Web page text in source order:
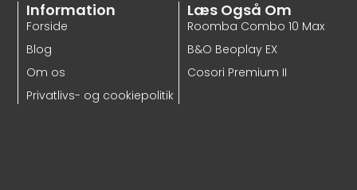
Læs Også Om
Roomba Combo 10 Max
B&O Beoplay EX
Cosori Premium II
Information
Forside
Blog
Om os
Privatlivs- og cookiepolitik